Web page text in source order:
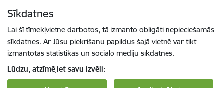
Sīkdatnes
Lai šī tīmekļvietne darbotos, tā izmanto obligāti nepieciešamās
sīkdatnes. Ar Jūsu piekrišanu papildus šajā vietnē var tikt
izmantotas statistikas un sociālo mediju sīkdatnes.
Lūdzu, atzīmējiet savu izvēli: